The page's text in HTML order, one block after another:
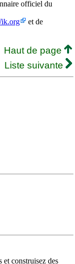
officiel du
et de
Haut de page
Liste suivante
et construisez des